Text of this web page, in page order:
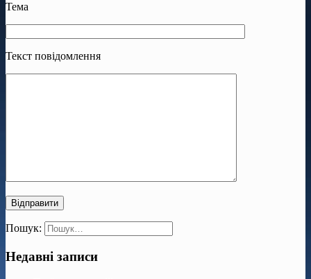
Тема
Текст повідомлення
Пошук:
Недавні записи